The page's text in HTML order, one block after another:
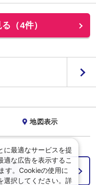
（4件）
地図表示
定する
に最適なサービスを提
な広告を表示するこ
す。Cookieの使用に
選択してください。詳